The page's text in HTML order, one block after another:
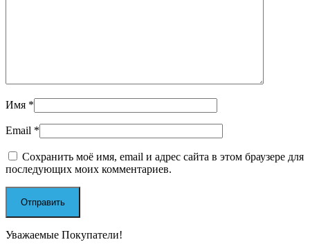
Имя *
Email *
Сохранить моё имя, email и адрес сайта в этом браузере для
последующих моих комментариев.
Уважаемые Покупатели!